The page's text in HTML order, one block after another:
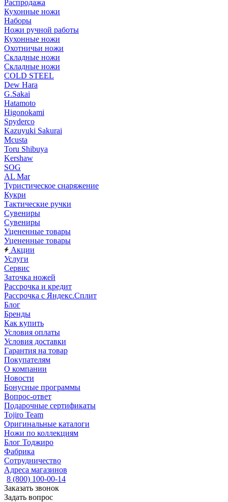
Распродажа
Кухонные ножи
Наборы
Ножи ручной работы
Кухонные ножи
Охотничьи ножи
Складные ножи
Складные ножи
COLD STEEL
Dew Hara
G.Sakai
Hatamoto
Higonokami
Spyderco
Kazuyuki Sakurai
Mcusta
Toru Shibuya
Kershaw
SOG
AL Mar
Туристическое снаряжение
Кукри
Тактические ручки
Сувениры
Сувениры
Уцененные товары
Уцененные товары
Акции
Услуги
Сервис
Заточка ножей
Рассрочка и кредит
Рассрочка с Яндекс.Сплит
Блог
Бренды
Как купить
Условия оплаты
Условия доставки
Гарантия на товар
Покупателям
О компании
Новости
Бонусные программы
Вопрос-ответ
Подарочные сертификаты
Tojiro Team
Оригинальные каталоги
Ножи по коллекциям
Блог Тоджиро
Фабрика
Сотрудничество
Адреса магазинов
8 (800) 100-00-14
Заказать звонок
Задать вопрос